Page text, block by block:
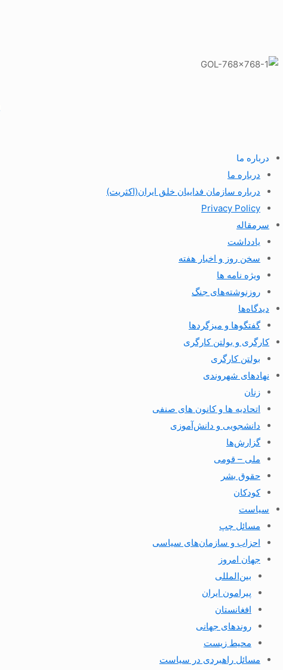
درباره ما
درباره ما
درباره سازمان فداییان خلق ایران(اکثریت)
Privacy Policy
سرمقاله
یادداشت
سخن روز و اخبار هفته
ویژه نامه ها
روزنوشته‌های جنگ
دیدگاه‌ها
گفتگوها و میزگردها
کارگری و بولتن کارگری
بولتن کارگری
نهادهای شهروندی
زنان
اتحادیه ها و کانون های صنفی
دانشجویی و دانش‌آموزی
گزارش‌ها
ملی – قومی
حقوق بشر
کودکان
سیاست
مسائل چپ
احزاب و سازمان‌های سیاسی
جهان امروز
بین‌المللی
پیرامون ایران
افغانستان
روندهای جهانی
محیط زیست
مسائل راهبردی در سیاست